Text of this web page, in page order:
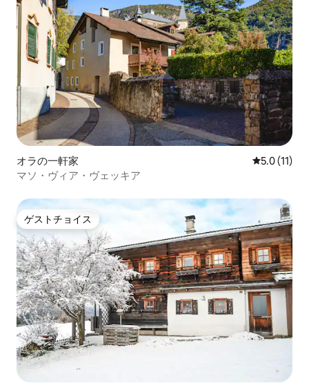
オラの一軒家 レビュー11
5.0 (11)
マソ・ヴィア・ヴェッキア
ゲストチョイス
ゲストチョイス